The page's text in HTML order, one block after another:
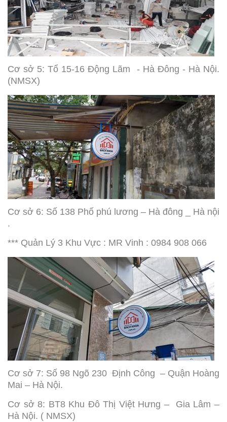
Cơ sở 5: Tổ 15-16 Động Lãm - Hà Đông - Hà Nội.
(NMSX)
Cơ sở 6: Số 138 Phố phú lương – Hà đông _ Hà nội
.
*** Quản Lý 3 Khu Vực : MR Vinh : 0984 908 066
Cơ sở 7: Số 98 Ngõ 230 Định Công – Quận Hoàng
Mai – Hà Nội.
Cơ sở 8: BT8 Khu Đô Thị Việt Hưng – Gia Lâm –
Hà Nội. ( NMSX)